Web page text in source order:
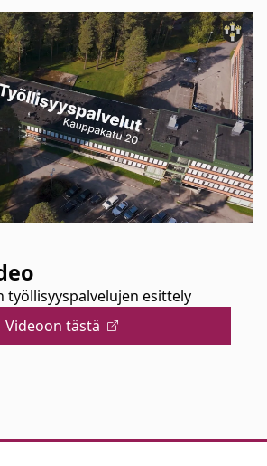
työllisyyspalvelujen esittely
Videoon tästä